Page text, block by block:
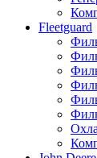
Fleetguard